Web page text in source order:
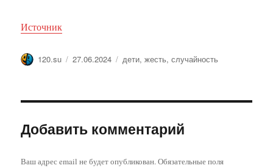
Источник
Автор
120.su Опубликовано
27.06.2024 Метки
дети,жесть,случайность
Добавить комментарий
Ваш адрес email не будет опубликован.Обязательные поля